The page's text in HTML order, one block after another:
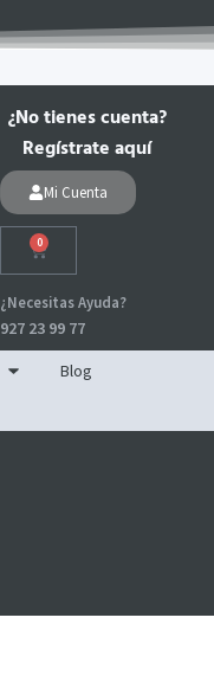
¿No tienes cuenta?
Regístrate aquí
Mi Cuenta
0
Carrito
¿Necesitas Ayuda?
927 23 99 77
Blog